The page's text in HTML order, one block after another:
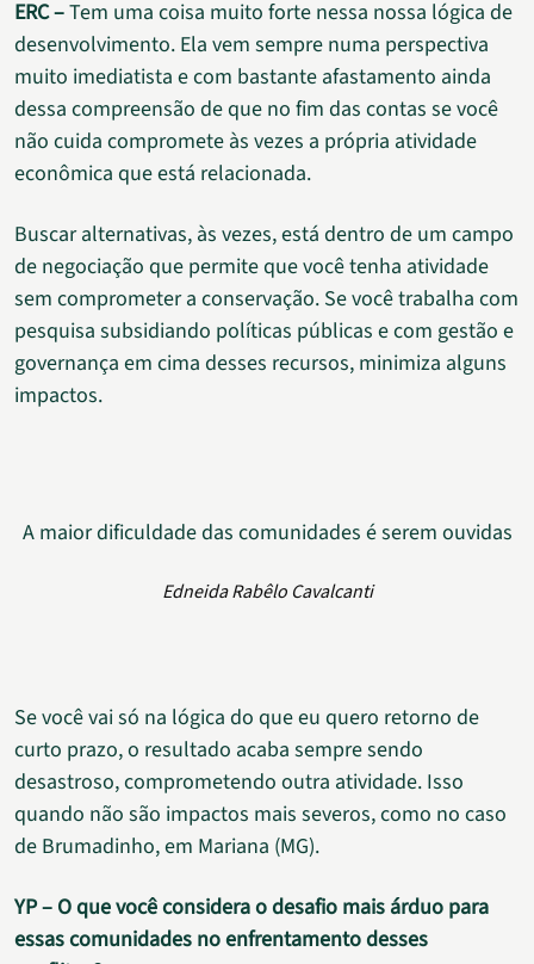
ERC –Tem uma coisa muito forte nessa nossa lógica de
desenvolvimento. Ela vem sempre numa perspectiva
muito imediatista e com bastante afastamento ainda
dessa compreensão de que no fim das contas se você
não cuida compromete às vezes a própria atividade
econômica que está relacionada.
Buscar alternativas, às vezes, está dentro de um campo
de negociação que permite que você tenha atividade
sem comprometer a conservação. Se você trabalha com
pesquisa subsidiando políticas públicas e com gestão e
governança em cima desses recursos, minimiza alguns
impactos.
A maior dificuldade das comunidades é serem ouvidas
Edneida Rabêlo Cavalcanti
Se você vai só na lógica do que eu quero retorno de
curto prazo, o resultado acaba sempre sendo
desastroso, comprometendo outra atividade. Isso
quando não são impactos mais severos, como no caso
de Brumadinho, em Mariana (MG).
YP – O que você considera o desafio mais árduo para
essas comunidades no enfrentamento desses